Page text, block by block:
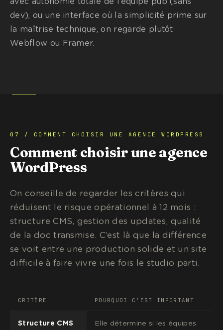
dev), ou une interface où la simplicité prime sur
la maîtrise technique, on regarde plutôt
Webflow ou Framer.
07 / COMMENT CHOISIR UNE AGENCE WORDPRESS
Comment choisir une agence
WordPress
On conseille de regarder les critères qui
réduisent le risque opérationnel à 12 mois :
structure CMS, gestion des updates, qualité
de la doc transmise. C’est là que la différence
se voit entre une production solide et un site
difficile à faire vivre une fois le studio parti.
CRITÈRE POURQUOI C'EST IMPORTANT
Structure CMS
Elle détermine si les équipes